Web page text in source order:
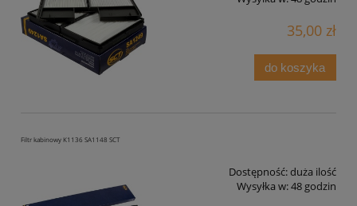
35,00 zł
do koszyka
Filtr kabinowy K1136 SA1148 SCT
Dostępność:duża ilość
Wysyłka w:48 godzin